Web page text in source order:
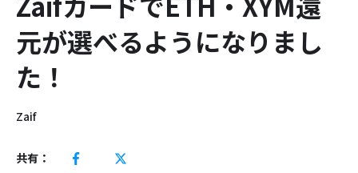
元が選べるようになりまし
た！
Zaif
共有：